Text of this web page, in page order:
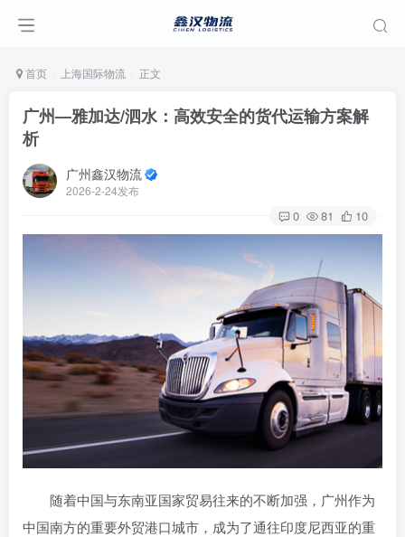
首页 上海国际物流 正文
广州—雅加达/泗水：高效安全的货代运输方案解
析
广州鑫汉物流
2026-2-24发布
0 81 10
随着中国与东南亚国家贸易往来的不断加强，广州作为
中国南方的重要外贸港口城市，成为了通往印度尼西亚的重